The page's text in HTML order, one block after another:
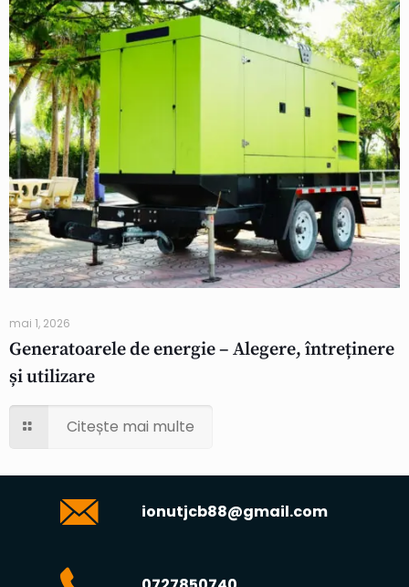
mai 1, 2026
Generatoarele de energie – Alegere, întreținere
și utilizare
Citește mai multe
ionutjcb88@gmail.com